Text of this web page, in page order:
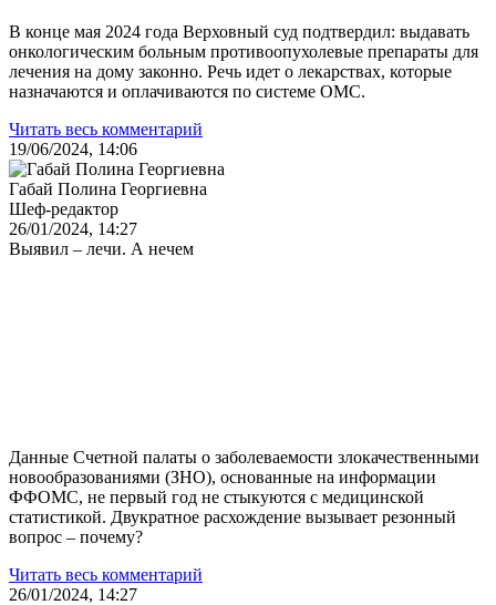
В конце мая 2024 года Верховный суд подтвердил: выдавать
онкологическим больным противоопухолевые препараты для
лечения на дому законно. Речь идет о лекарствах, которые
назначаются и оплачиваются по системе ОМС.
Читать весь комментарий
19/06/2024, 14:06
Габай Полина Георгиевна
Шеф-редактор
26/01/2024, 14:27
Выявил – лечи. А нечем
Данные Счетной палаты о заболеваемости злокачественными
новообразованиями (ЗНО), основанные на информации
ФФОМС, не первый год не стыкуются с медицинской
статистикой. Двукратное расхождение вызывает резонный
вопрос – почему?
Читать весь комментарий
26/01/2024, 14:27